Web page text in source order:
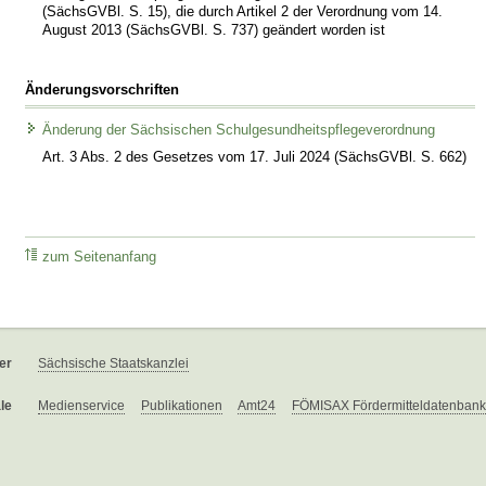
(SächsGVBl. S. 15), die durch Artikel 2 der Verordnung vom 14.
August 2013 (SächsGVBl. S. 737) geändert worden ist
Änderungsvorschriften
Änderung der Sächsischen Schulgesundheitspflegeverordnung
Art. 3 Abs. 2 des Gesetzes vom 17. Juli 2024 (SächsGVBl. S. 662)
zum Seitenanfang
Sächsische Staatskanzlei
Medienservice Publikationen Amt24 FÖMISAX Fördermitteldatenbank